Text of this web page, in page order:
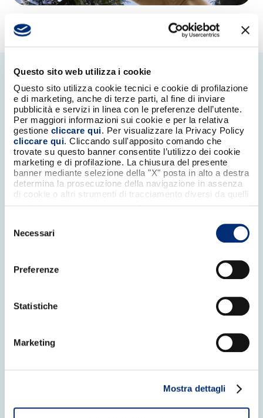
Questo sito web utilizza i cookie
Questo sito utilizza cookie tecnici e cookie di profilazione
e di marketing, anche di terze parti, al fine di inviare
pubblicità e servizi in linea con le preferenze dell’utente.
Per maggiori informazioni sui cookie e per la relativa
gestione cliccare qui. Per visualizzare la Privacy Policy
cliccare qui. Cliccando sull'apposito comando che
trovate su questo banner consentite l’utilizzo dei cookie
marketing e di profilazione. La chiusura del presente
banner mediante selezione della "X" posta in alto a destra
determina la prosecuzione della navigazione in assenza
di cookie o altri strumenti di tracciamento diversi da quelli
delNecessari
Preferenze
Statistiche
Marketing
Mostra dettagli
ABILITA LA CARTA BANCOMAT
AL TUO WALLET